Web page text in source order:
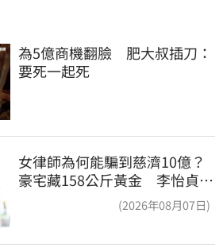
為5億商機翻臉　肥大叔插刀：
要死一起死
女律師為何能騙到慈濟10億？
豪宅藏158公斤黃金 李怡貞驚
(2026年08月07日)